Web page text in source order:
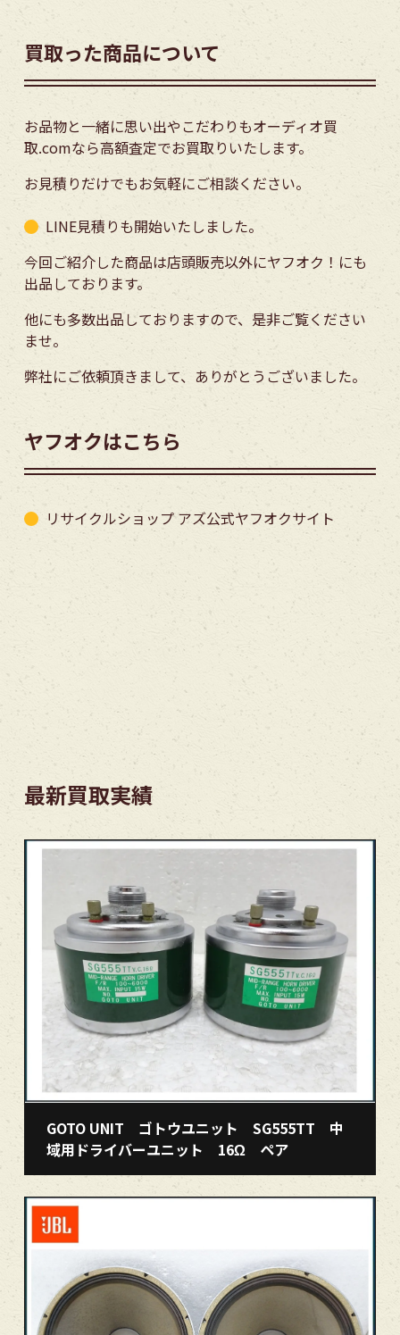
買取った商品について
お品物と一緒に思い出やこだわりもオーディオ買
取.comなら高額査定でお買取りいたします。
お見積りだけでもお気軽にご相談ください。
LINE見積りも開始いたしました。
今回ご紹介した商品は店頭販売以外にヤフオク！にも
出品しております。
他にも多数出品しておりますので、是非ご覧ください
ませ。
弊社にご依頼頂きまして、ありがとうございました。
ヤフオクはこちら
リサイクルショップ アズ公式ヤフオクサイト
最新買取実績
GOTO UNIT ゴトウユニット SG555TT 中
域用ドライバーユニット 16Ω ペア